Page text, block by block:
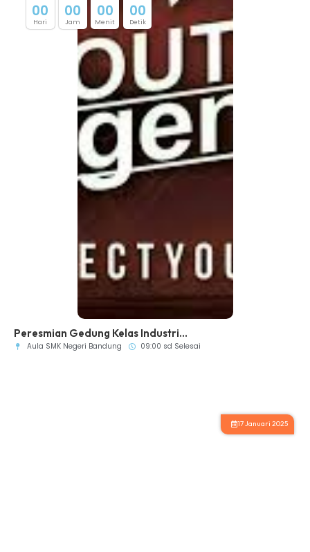
Peresmian Gedung Kelas Industri...
Aula SMK Negeri Bandung 09:00 sd Selesai
00
Hari
00
Jam
00
Menit
00
Detik
17 Januari 2025